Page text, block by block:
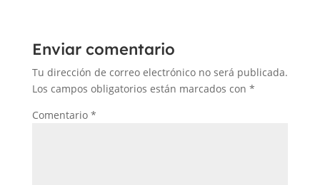
Enviar comentario
Tu dirección de correo electrónico no será publicada.
Los campos obligatorios están marcados con *
Comentario *